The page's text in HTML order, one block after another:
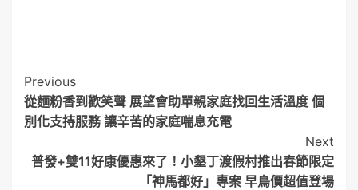
Post
Navigation
Previous
從麵粉香到歡笑聲 展望會助單親家庭找回生活溫度 個
別化支持服務 讓辛苦的家庭喘息充電
Next
普發+雙11好康優惠來了！小墾丁渡假村推出春節限定
「神馬都好」專案 早鳥價超值登場